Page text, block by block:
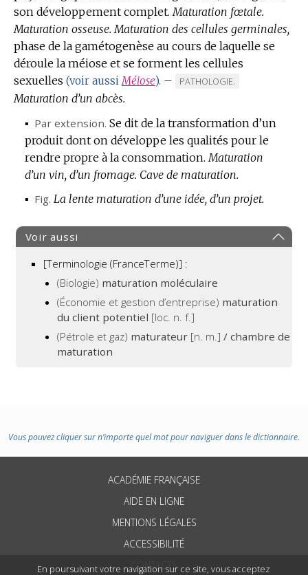
En poursuivant votre navigation sur ce site, vous acceptez
:
son développement complet. Maturation fœtale.
Maturation osseuse. Maturation des cellules germinales,
phase de la gamétogenèse au cours de laquelle se
déroule la méiose et se forment les cellules
sexuelles (voir aussiMéiose). –
MARQUE
PATHOLOGIE.
Maturation d’un abcès.
▪ Par extension. Se dit de la transformation d’un
produit dont on développe les qualités pour le
rendre propre à la consommation. Maturation
d’un vin, d’un fromage. Cave de maturation.
▪ Fig. La lente maturation d’une idée, d’un projet.
Voir aussi
[Terminologie (FranceTerme)] :
(Biologie) maturation moléculaire
(Économie et gestion d’entreprise) maturation
du client potentiel [loc. n. f.]
(Pétrole et gaz) maturateur [n. m.] / chambre de
maturation
Vous pouvez cliquer sur n’importe quel mot pour naviguer dans le dictionnaire.
ACADÉMIE FRANÇAISE
AIDE EN LIGNE
MENTIONS LÉGALES
ACCESSIBILITÉ
CONTACTS